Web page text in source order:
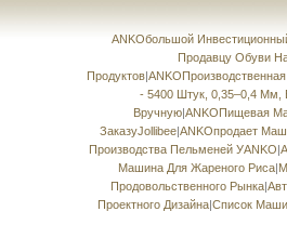
ANKOбольшой
Продавцу Обуви
Продуктов|
- 5400 Штук, 0,35–0,4 Мм,
Вручную|ANKOПищевая
ЗаказуJollibee|ANKOпродает
Производства Пельменей УANKO|
Машина Для Жареного Риса|
Продовольственного Рынка|
Проектного Дизайна|Список